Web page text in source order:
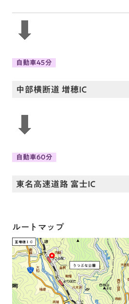
自動車45分
中部横断道 増穂IC
自動車60分
東名高速道路 富士IC
ルートマップ